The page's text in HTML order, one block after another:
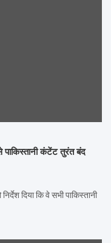
कंटेंट तुरंत बंद
दिया कि वे सभी पाकिस्तानी